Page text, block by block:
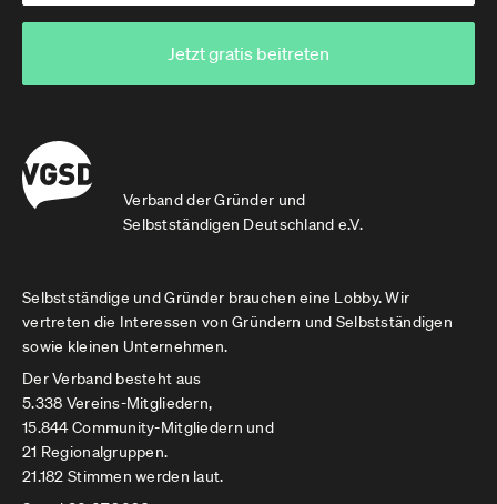
Verband der Gründer und
Selbstständigen Deutschland e.V.
Jetzt gratis beitreten
Selbstständige und Gründer brauchen eine Lobby. Wir
vertreten die Interessen von Gründern und Selbstständigen
sowie kleinen Unternehmen.
Der Verband besteht aus
5.338 Vereins-Mitgliedern,
15.844 Community-Mitgliedern und
21 Regionalgruppen.
21.182 Stimmen werden laut.